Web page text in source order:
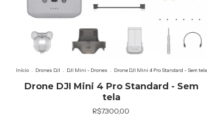
Início . Drones DJI . DJI Mini - Drones . Drone DJI Mini 4 Pro Standard - Sem tela
Drone DJI Mini 4 Pro Standard - Sem
tela
R$7.300,00